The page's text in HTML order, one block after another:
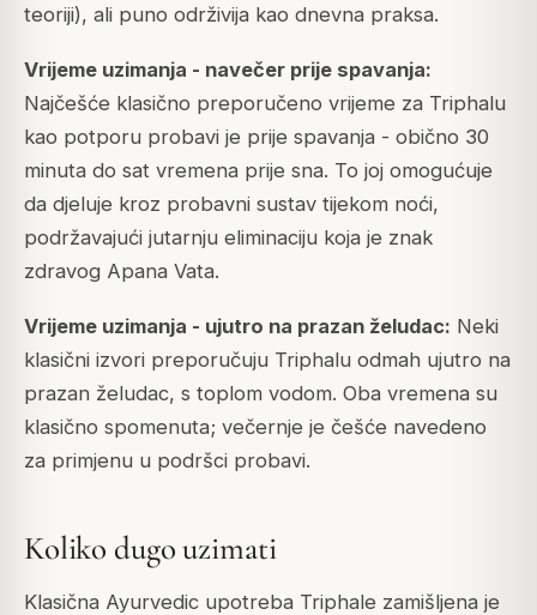
teoriji), ali puno održivija kao dnevna praksa.
Vrijeme uzimanja - navečer prije spavanja:
Najčešće klasično preporučeno vrijeme za Triphalu
kao potporu probavi je prije spavanja - obično 30
minuta do sat vremena prije sna. To joj omogućuje
da djeluje kroz probavni sustav tijekom noći,
podržavajući jutarnju eliminaciju koja je znak
zdravog Apana Vata.
Vrijeme uzimanja - ujutro na prazan želudac: Neki
klasični izvori preporučuju Triphalu odmah ujutro na
prazan želudac, s toplom vodom. Oba vremena su
klasično spomenuta; večernje je češće navedeno
za primjenu u podršci probavi.
Koliko dugo uzimati
Klasična Ayurvedic upotreba Triphale zamišljena je